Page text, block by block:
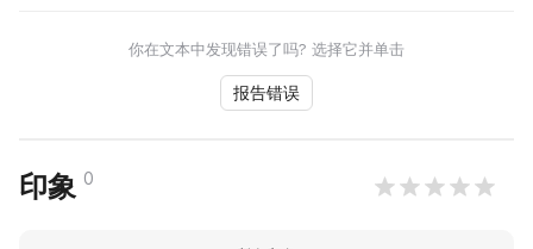
你在文本中发现错误了吗? 选择它并单击
报告错误
印象 0